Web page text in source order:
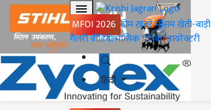
MFOI 2026 होमख़बरेंमौसमखेती-बाड़ी
गैलरीवीडियोमासिक पत्रिकाडायरेक्टरी
हिंदी